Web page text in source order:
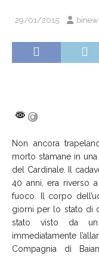
29/01/2015
Non ancora
morto stamane in
del Cardinale. Il
40 anni, era riverso
fuoco. Il corpo
giorni per lo stato di
stato visto da
immediatamente
Compagnia di